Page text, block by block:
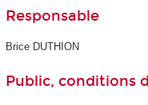
Responsable
Brice DUTHION
Public, conditions